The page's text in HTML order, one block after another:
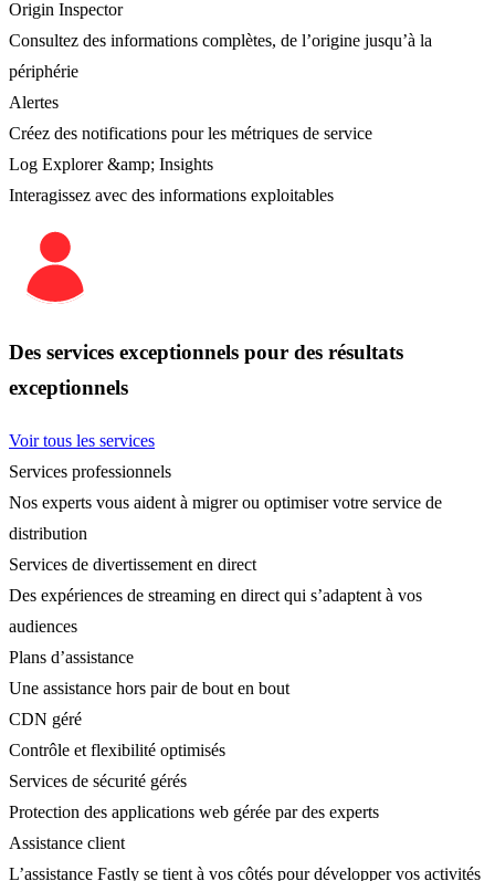
Origin Inspector
Consultez des informations complètes, de l’origine jusqu’à la
périphérie
Alertes
Créez des notifications pour les métriques de service
Log Explorer &amp; Insights
Interagissez avec des informations exploitables
Des services exceptionnels pour des résultats
exceptionnels
Voir tous les services
Services professionnels
Nos experts vous aident à migrer ou optimiser votre service de
distribution
Services de divertissement en direct
Des expériences de streaming en direct qui s’adaptent à vos
audiences
Plans d’assistance
Une assistance hors pair de bout en bout
CDN géré
Contrôle et flexibilité optimisés
Services de sécurité gérés
Protection des applications web gérée par des experts
Assistance client
L’assistance Fastly se tient à vos côtés pour développer vos activités